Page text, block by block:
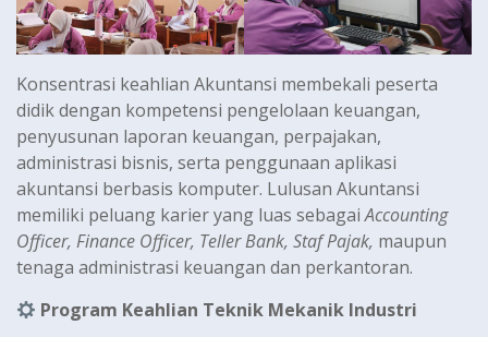
Konsentrasi keahlian Akuntansi membekali peserta
didik dengan kompetensi pengelolaan keuangan,
penyusunan laporan keuangan, perpajakan,
administrasi bisnis, serta penggunaan aplikasi
akuntansi berbasis komputer. Lulusan Akuntansi
memiliki peluang karier yang luas sebagaiAccounting
Officer, Finance Officer, Teller Bank, Staf Pajak, maupun
tenaga administrasi keuangan dan perkantoran.
Program Keahlian Teknik Mekanik Industri